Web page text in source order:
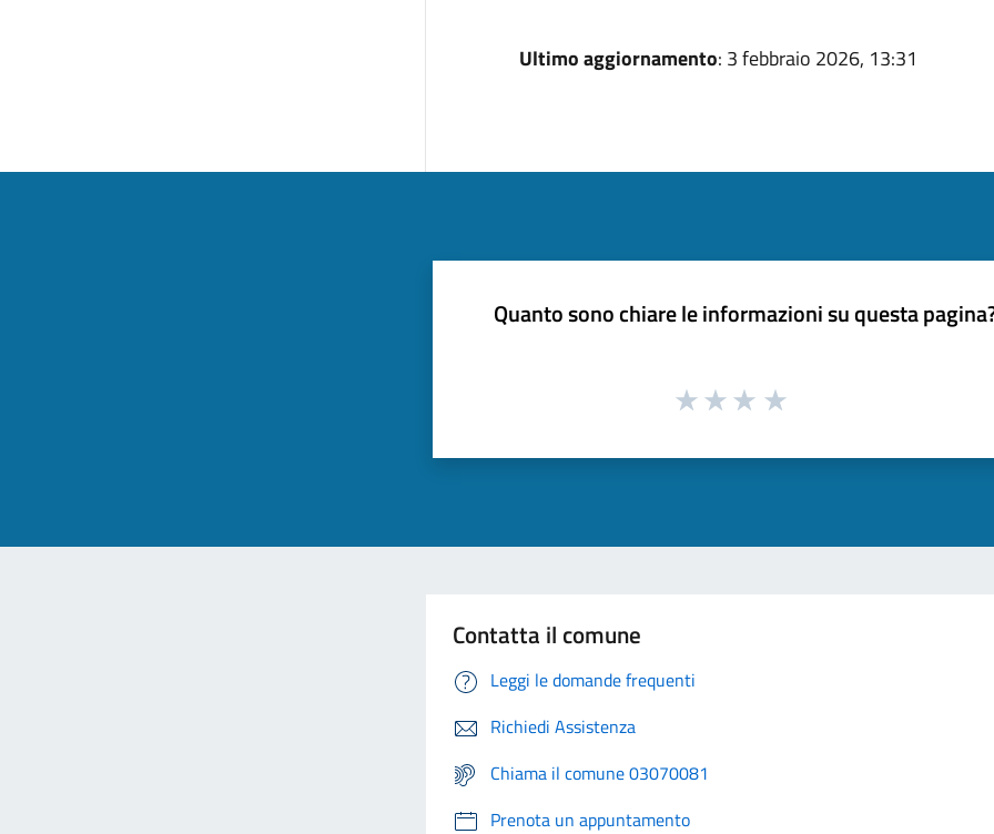
Ultimo aggiornamento: 3 febbraio 2026, 13:31
Quanto sono chiare le informazioni su questa
Contatta il comune
Leggi le domande frequenti
Richiedi Assistenza
Chiama il comune 03070081
Prenota un appuntamento